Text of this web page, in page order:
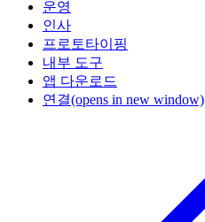
운영
인사
프로토타이핑
내부 도구
앱 다운로드
연결(opens in new window)